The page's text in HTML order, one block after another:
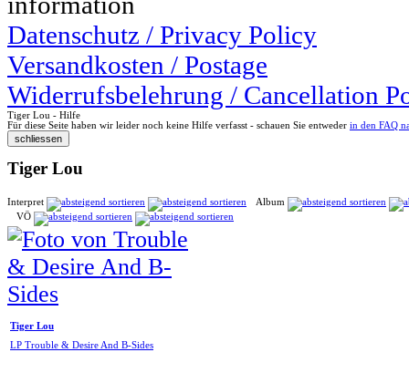
Datenschutz / Privacy Policy
Versandkosten / Postage
Widerrufsbelehrung / Cancellation
Tiger Lou - Hilfe
Für diese Seite haben wir leider noch keine Hilfe verfasst - schauen Sie entweder in den FAQ
Tiger Lou
Interpret
Album
VÖ
Tiger Lou
LP Trouble & Desire And B-Sides